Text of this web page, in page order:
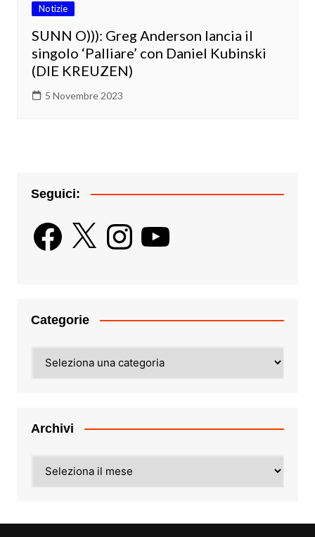
Notizie
SUNN O))): Greg Anderson lancia il
singolo ‘Palliare’ con Daniel Kubinski
(DIE KREUZEN)
5 Novembre 2023
Seguici:
Facebook
X InstagramYouTube
Categorie
Archivi